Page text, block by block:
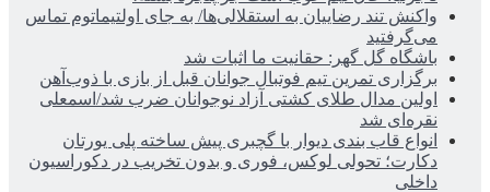
واکنش تند رضاییان به استقلالی‌ها/ به جای اولتیماتوم تماس
می‌گرفتید
باشگاه گل گهر: حقانیت ما اثبات شد
برگزاری تمرین تیم فوتبال جوانان قبل از بازی با ذوب‌آهن
اولین مدال طلای کشتی آزاد نوجوانان ضرب شد/اسمعلی
نقره‌ای شد
انواع قاب بندی دیوار با گچبری پیش ساخته پلی یورتان
دکارت؛ تحولی لوکس، فوری و بدون تخریب در دکوراسیون
داخلی